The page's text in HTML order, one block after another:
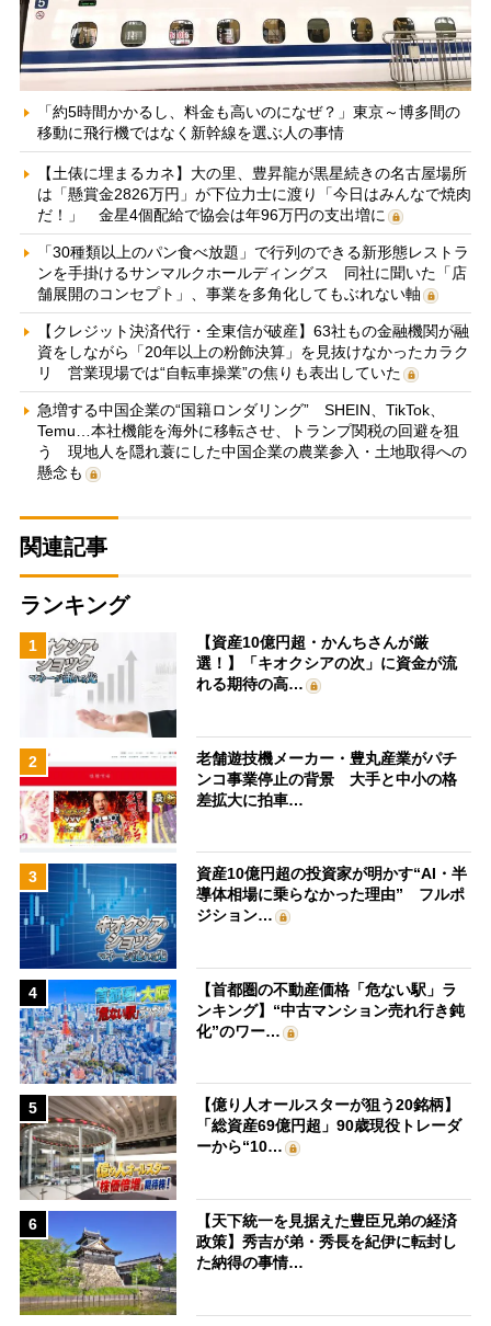
「約5時間かかるし、料金も高いのになぜ？」東京～博多間の
移動に飛行機ではなく新幹線を選ぶ人の事情
【土俵に埋まるカネ】大の里、豊昇龍が黒星続きの名古屋場所
は「懸賞金2826万円」が下位力士に渡り「今日はみんなで焼肉
だ！」 金星4個配給で協会は年96万円の支出増に
「30種類以上のパン食べ放題」で行列のできる新形態レストラ
ンを手掛けるサンマルクホールディングス 同社に聞いた「店
舗展開のコンセプト」、事業を多角化してもぶれない軸
【クレジット決済代行・全東信が破産】63社もの金融機関が融
資をしながら「20年以上の粉飾決算」を見抜けなかったカラク
リ 営業現場では“自転車操業”の焦りも表出していた
急増する中国企業の“国籍ロンダリング” SHEIN、TikTok、
Temu…本社機能を海外に移転させ、トランプ関税の回避を狙
う 現地人を隠れ蓑にした中国企業の農業参入・土地取得への
懸念も
関連記事
ランキング
1
【資産10億円超・かんちさんが厳
選！】「キオクシアの次」に資金が流
れる期待の高…
2
老舗遊技機メーカー・豊丸産業がパチ
ンコ事業停止の背景 大手と中小の格
差拡大に拍車…
3
資産10億円超の投資家が明かす“AI・半
導体相場に乗らなかった理由” フルポ
ジション…
4
【首都圏の不動産価格「危ない駅」ラ
ンキング】“中古マンション売れ行き鈍
化”のワー…
5
【億り人オールスターが狙う20銘柄】
「総資産69億円超」90歳現役トレーダ
ーから“10…
6
【天下統一を見据えた豊臣兄弟の経済
政策】秀吉が弟・秀長を紀伊に転封し
た納得の事情…